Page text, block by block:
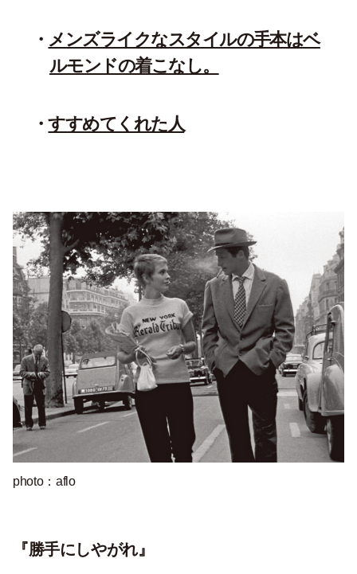
メンズライクなスタイルの手本はベ
ルモンドの着こなし。
すすめてくれた人
photo：aflo
『勝手にしやがれ』